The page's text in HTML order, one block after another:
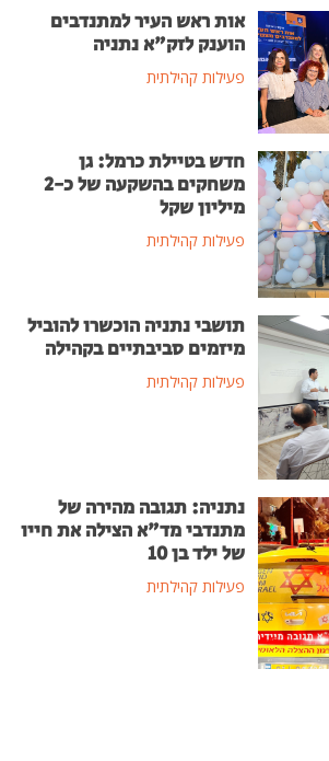
אות ראש העיר למתנדבים
הוענק לזק"א נתניה
פעילות קהילתית
חדש בטיילת כרמל: גן
משחקים בהשקעה של כ-2
מיליון שקל
פעילות קהילתית
תושבי נתניה הוכשרו להוביל
מיזמים סביבתיים בקהילה
פעילות קהילתית
נתניה: תגובה מהירה של
מתנדבי מד"א הצילה את חייו
של ילד בן 10
פעילות קהילתית